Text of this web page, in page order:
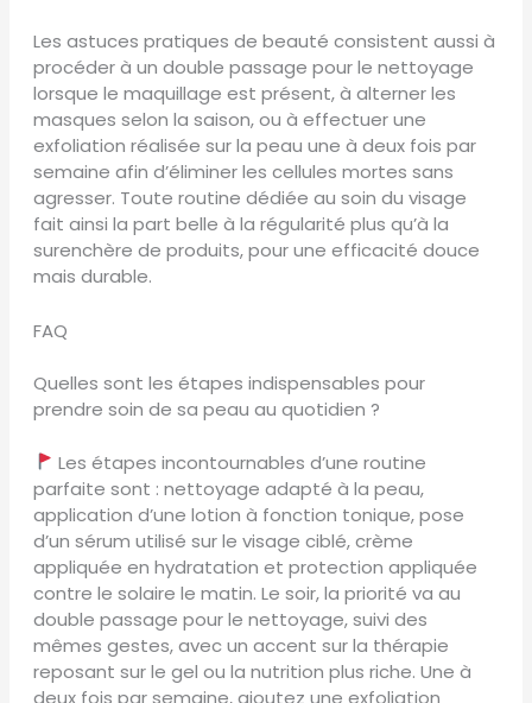
Les astuces pratiques de beauté consistent aussi à
procéder à un double passage pour le nettoyage
lorsque le maquillage est présent, à alterner les
masques selon la saison, ou à effectuer une
exfoliation réalisée sur la peau une à deux fois par
semaine afin d’éliminer les cellules mortes sans
agresser. Toute routine dédiée au soin du visage
fait ainsi la part belle à la régularité plus qu’à la
surenchère de produits, pour une efficacité douce
mais durable.
FAQ
Quelles sont les étapes indispensables pour
prendre soin de sa peau au quotidien ?
Les étapes incontournables d’une routine
parfaite sont : nettoyage adapté à la peau,
application d’une lotion à fonction tonique, pose
d’un sérum utilisé sur le visage ciblé, crème
appliquée en hydratation et protection appliquée
contre le solaire le matin. Le soir, la priorité va au
double passage pour le nettoyage, suivi des
mêmes gestes, avec un accent sur la thérapie
reposant sur le gel ou la nutrition plus riche. Une à
deux fois par semaine, ajoutez une exfoliation